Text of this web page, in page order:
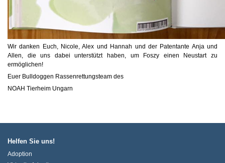
Wir danken Euch, Nicole, Alex und Hannah und der Patentante Anja und
Allen, die uns dabei unterstützt haben, um Foszy einen Neustart zu
ermöglichen!
Euer Bulldoggen Rassenrettungsteam des
NOAH Tierheim Ungarn
Helfen Sie uns!
Adoption